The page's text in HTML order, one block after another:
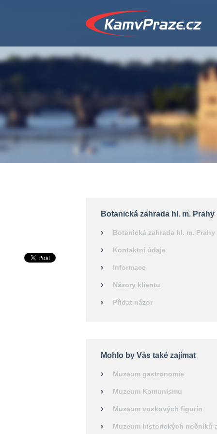
Botanická zahrada hl. m. Prahy
Botanická zahrada hl. m. Prahy
Kontaktní údaje
Informace
Názory klientu
Přidat názor
Mohlo by Vás také zajímat
Muzeum gastronomie
Muzeum Komunismu
Muzeum voskových figurín
Muzeum historických nočníků